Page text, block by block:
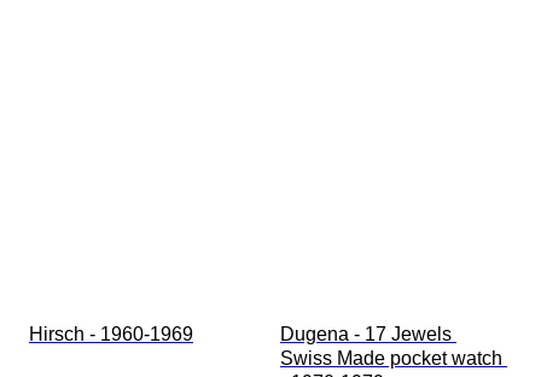
Hirsch - 1960-1969
Dugena - 17 Jewels
Swiss Made pocket watch